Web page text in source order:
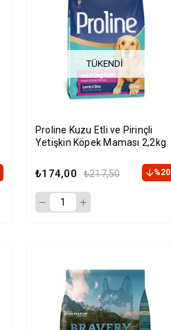
TÜKENDI
Proline Kuzu Etli ve Pirinçli
Yetişkin Köpek Maması 2,2kg
₺174,00 ₺217,50 %20